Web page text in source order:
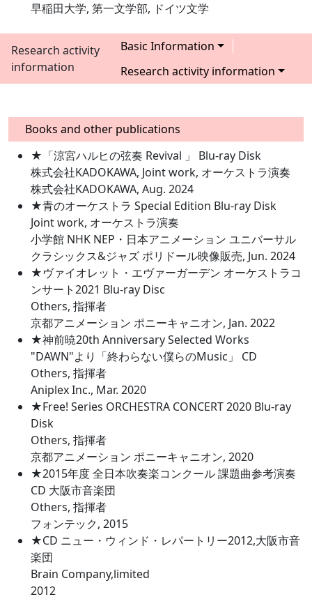
早稲田大学, 第一文学部, ドイツ文学
Research activity
information
Basic Information
Research activity information
Books and other publications
★「涼宮ハルヒの弦奏 Revival 」 Blu-ray Disk
株式会社KADOKAWA, Joint work, オーケストラ演奏
株式会社KADOKAWA, Aug. 2024
★青のオーケストラ Special Edition Blu-ray Disk
Joint work, オーケストラ演奏
小学館 NHK NEP・日本アニメーション ユニバーサル
クラシックス&ジャズ ポリドール映像販売, Jun. 2024
★ヴァイオレット・エヴァーガーデン オーケストラコ
ンサート2021 Blu-ray Disc
Others, 指揮者
京都アニメーション ポニーキャニオン, Jan. 2022
★神前暁20th Anniversary Selected Works
"DAWN"より「終わらない僕らのMusic」 CD
Others, 指揮者
Aniplex Inc., Mar. 2020
★Free! Series ORCHESTRA CONCERT 2020 Blu-ray
Disk
Others, 指揮者
京都アニメーション ポニーキャニオン, 2020
★2015年度 全日本吹奏楽コンクール 課題曲参考演奏
CD 大阪市音楽団
Others, 指揮者
フォンテック, 2015
★CD ニュー・ウィンド・レパートリー2012,大阪市音
楽団
Brain Company,limited
2012